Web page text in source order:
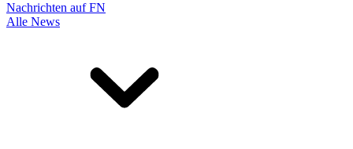
Nachrichten auf FN
Alle News